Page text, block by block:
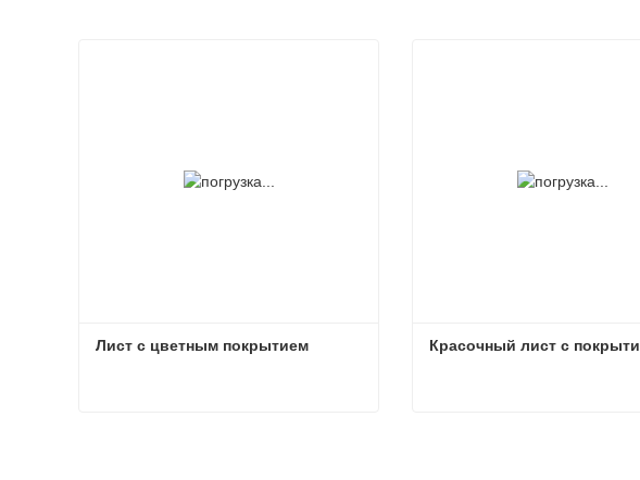
Лист с цветным покрытием Красочный лист с